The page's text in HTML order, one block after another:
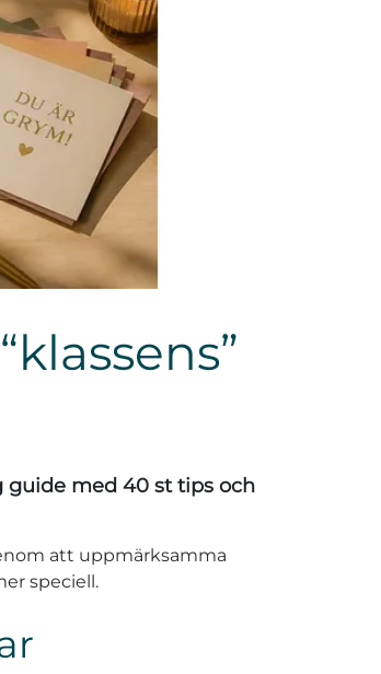
guide med 40 st tips och
att uppmärksamma
speciell.